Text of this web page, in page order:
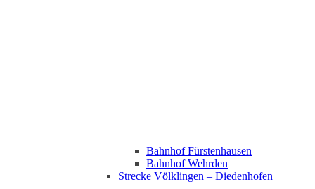
Bahnhof Fürstenhausen
Bahnhof Wehrden
Strecke Völklingen – Diedenhofen